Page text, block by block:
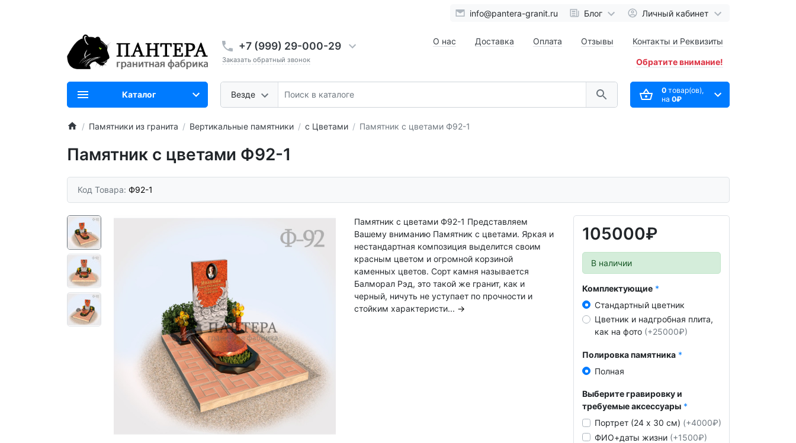
info@pantera-granit.ru Блог Личный кабинет
+7 (999) 29-000-29
Заказать обратный звонок
Везде
О нас Доставка Оплата Отзывы Контакты и Реквизиты
Обратите внимание!
0товар(ов),
на 0₽
Каталог
Памятники из гранита Вертикальные памятники с Цветами Памятник с цветами Ф92-1
Памятник с цветами Ф92-1
Код Товара: Ф92-1
105000₽
В наличии
Комплектующие
Стандартный цветник
Цветник и надгробная плита,
как на фото (+25000₽)
Полировка памятника
Полная
Выберите гравировку и
требуемые аксессуары
Портрет (24 х 30 см) (+4000₽)
ФИО+даты жизни (+1500₽)
Памятник с цветами Ф92-1 Представляем
Вашему вниманию Памятник с цветами. Яркая и
нестандартная композиция выделится своим
красным цветом и огромной корзиной
каменных цветов. Сорт камня называется
Балморал Рэд, это такой же гранит, как и
черный, ничуть не уступает по прочности и
стойким характеристи... →